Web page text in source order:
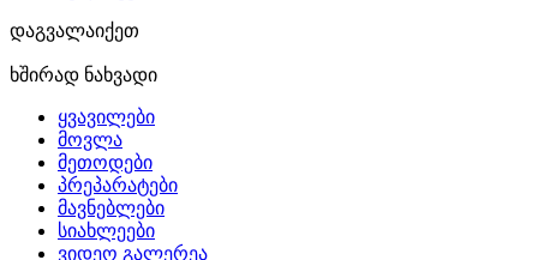
დაგვალაიქეთ
ხშირად ნახვადი
ყვავილები
მოვლა
მეთოდები
პრეპარატები
მავნებლები
სიახლეები
ვიდეო გალერეა